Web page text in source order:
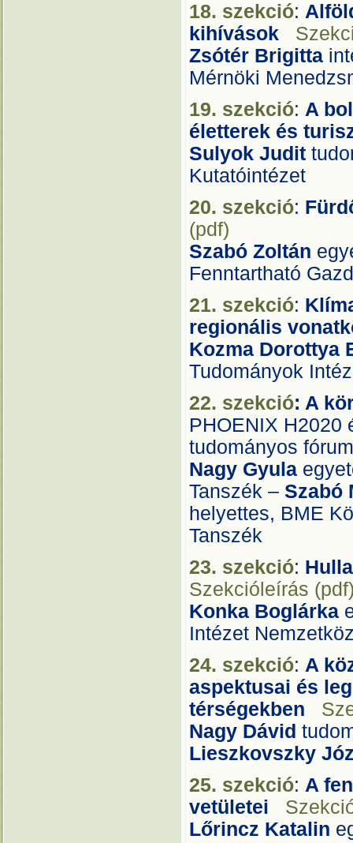
18. szekció:
kihívások
Zsótér Brigitta
Mérnöki
19. szekció: A
életterek és
Sulyok Judit
Kutatóintézet
20. szekció:
(pdf)
Szabó Zoltán
Fenntartható
21. szekció:
regionális
Kozma Dorottya
Tudományok
22. szekció: A
PHOENIX H2020
tudományos
Nagy Gyula
Tanszék – Szabó
helyettes, BME
Tanszék
23. szekció:
Szekcióleírás
Konka Boglárka
Intézet
24. szekció: A
aspektusai és
térségekben
Nagy Dávid
Lieszkovszky
25. szekció: A
vetületei
Lőrincz Katalin